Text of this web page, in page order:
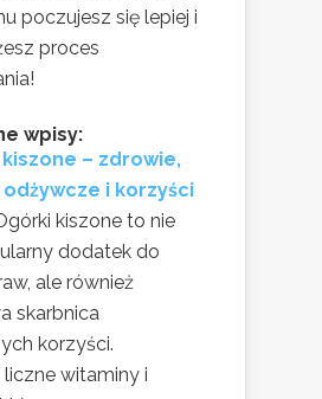
poczujesz się lepiej i
proces
wpisy:
– zdrowie,
i korzyści
kiszone to nie
dodatek do
ale również
skarbnica
korzyści.
liczne witaminy i